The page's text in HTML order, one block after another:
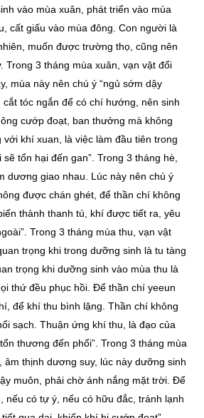
vào mùa xuân, phát triển vào mùa
cất giấu vào mùa đông. Con người là
muốn được trường thọ, cũng nên
Trong 3 tháng mùa xuân, vạn vật đổi
mùa này nên chú ý “ngủ sớm dậy
cắt tóc ngắn để có chí hướng, nên sinh
cướp đoạt, ban thưởng mà không
khí xuan, là việc làm đầu tiên trong
tổn hại đến gan”. Trong 3 tháng hè,
dương giao nhau. Lúc này nên chú ý
được chán ghét, để thần chí không
thành thanh tú, khí được tiết ra, yêu
Trong 3 tháng mùa thu, vạn vật
trọng khi trong dưỡng sinh là tu tàng
trọng khi dưỡng sinh vào mùa thu là
thứ đều phục hồi. Để thần chí yeeun
để khí thu bình lặng. Thần chí không
sạch. Thuận ứng khí thu, là đạo của
thương đến phổi”. Trong 3 tháng mùa
âm thịnh dương suy, lúc này dưỡng sinh
muôn, phải chờ ánh nắng mặt trời. Để
nếu có tự ý, nếu có hữu đắc, tránh lạnh